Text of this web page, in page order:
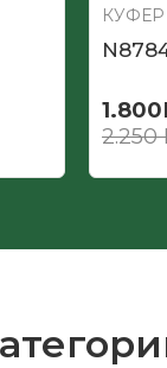
1.800
2.250